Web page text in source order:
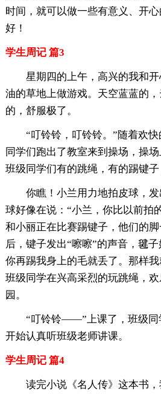
时间，就可以做一些有意义、开
好！
学生周记 篇3
星期四的上午，高兴的我和
油的草地上做游戏。天空蓝蓝的
的，舒服极了。
“叮铃铃，叮铃铃。”随着欢
同学们跑出了教室来到操场，操场
班级同学们有的跳绳，有的踢键子
你瞧！小兰用力地拍皮球，
球好像在说：“小兰，你比以前拍
和小丽正在比赛踢键子，他们的
后，键子发出“嚓嚓”的声音，毽
你再踢我身上的毛就丢了。那样
班级同学在兴高采烈的玩跳绳，
园。
“叮铃铃——”上课了，班级同
开始认真听班级老师讲课。
学生周记 篇4
读完小说《名人传》这本书